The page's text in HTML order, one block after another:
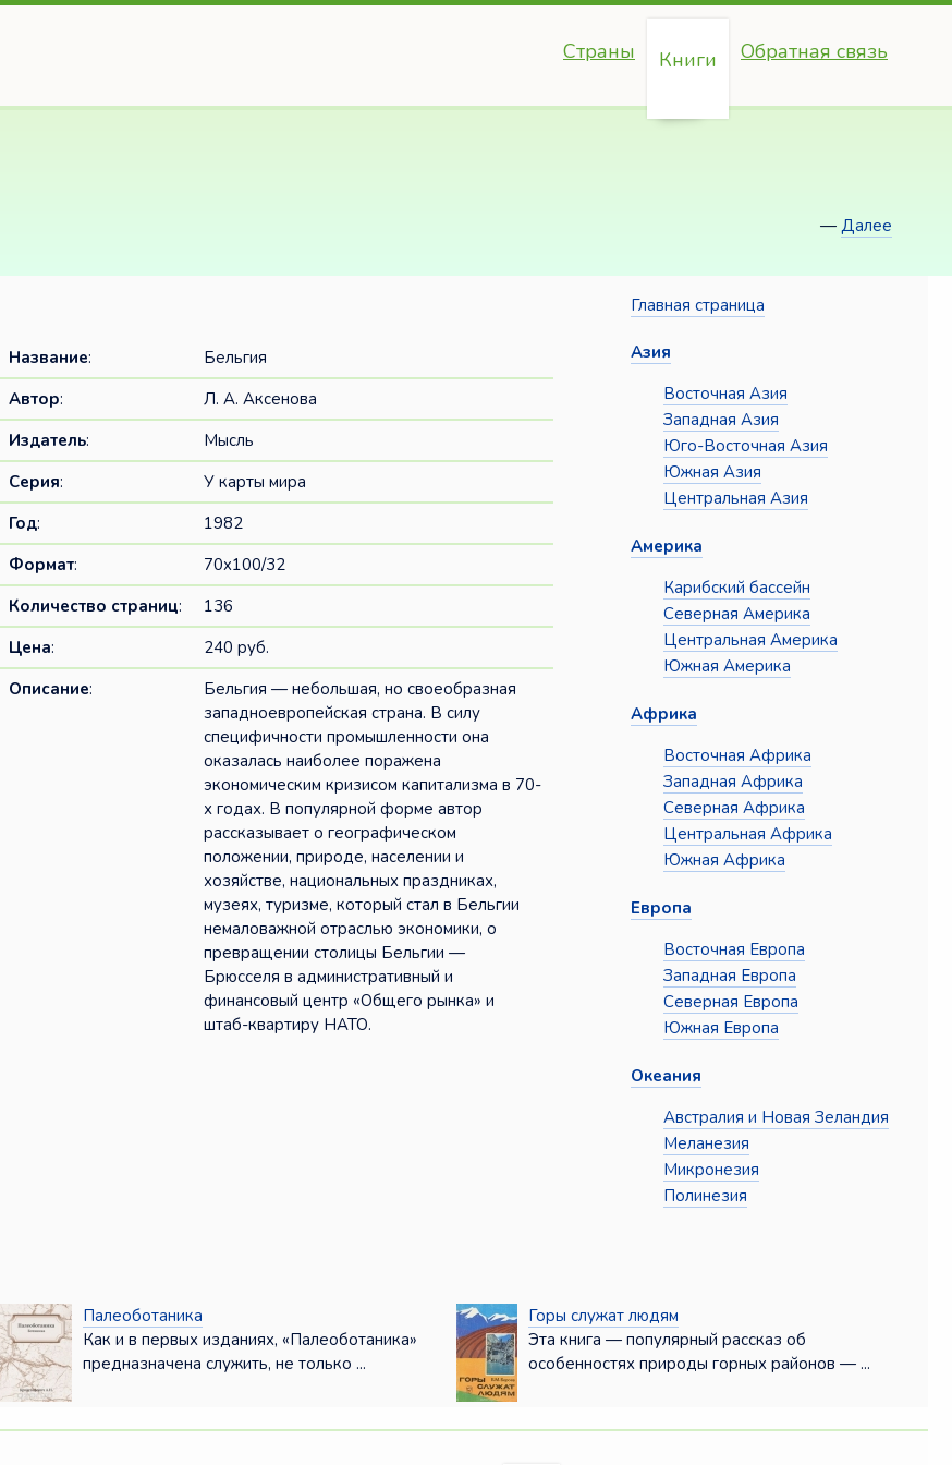
Страны Книги Обратная связь
— Далее
Название:
Бельгия
Автор:
Л. А. Аксенова
Издатель:
Мысль
Серия:
У карты мира
Год:
1982
Формат:
70x100/32
Количество страниц:
136
Цена:
240 руб.
Описание:
Бельгия — небольшая, но своеобразная
западноевропейская страна. В силу
специфичности промышленности она
оказалась наиболее поражена
экономическим кризисом капитализма в 70-
х годах. В популярной форме автор
рассказывает о географическом
положении, природе, населении и
хозяйстве, национальных праздниках,
музеях, туризме, который стал в Бельгии
немаловажной отраслью экономики, о
превращении столицы Бельгии —
Брюсселя в административный и
финансовый центр «Общего рынка» и
штаб-квартиру НАТО.
Главная страница
Азия
Восточная Азия
Западная Азия
Юго-Восточная Азия
Южная Азия
Центральная Азия
Америка
Карибский бассейн
Северная Америка
Центральная Америка
Южная Америка
Африка
Восточная Африка
Западная Африка
Северная Африка
Центральная Африка
Южная Африка
Европа
Восточная Европа
Западная Европа
Северная Европа
Южная Европа
Океания
Австралия и Новая Зеландия
Меланезия
Микронезия
Полинезия
Палеоботаника
Как и в первых изданиях, «Палеоботаника»
предназначена служить, не только ...
Горы служат людям
Эта книга — популярный рассказ об
особенностях природы горных районов — ...